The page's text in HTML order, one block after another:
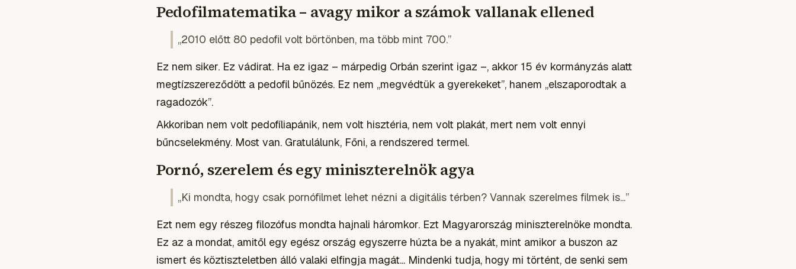
Pedofilmatematika – avagy mikor a számok vallanak ellened
„2010 előtt 80 pedofil volt börtönben, ma több mint 700.”
Ez nem siker. Ez vádirat. Ha ez igaz – márpedig Orbán szerint igaz –, akkor 15 év kormányzás alatt
megtízszereződött a pedofil bűnözés. Ez nem „megvédtük a gyerekeket”, hanem „elszaporodtak a
ragadozók”.
Akkoriban nem volt pedofíliapánik, nem volt hisztéria, nem volt plakát, mert nem volt ennyi
bűncselekmény. Most van. Gratulálunk, Főni, a rendszered termel.
Pornó, szerelem és egy miniszterelnök agya
„Ki mondta, hogy csak pornófilmet lehet nézni a digitális térben? Vannak szerelmes filmek is...”
Ezt nem egy részeg filozófus mondta hajnali háromkor. Ezt Magyarország miniszterelnöke mondta.
Ez az a mondat, amitől egy egész ország egyszerre húzta be a nyakát, mint amikor a buszon az
ismert és köztiszteletben álló valaki elfingja magát... Mindenki tudja, hogy mi történt, de senki sem